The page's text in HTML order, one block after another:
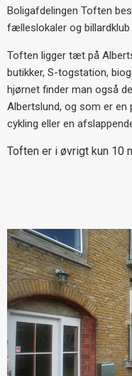
Boligafdelingen Toften
fælleslokaler og billardklub
Toften ligger tæt på
butikker, S-togstation,
hjørnet finder man også
Albertslund, og som er
cykling eller en
Toften er i øvrigt kun 10